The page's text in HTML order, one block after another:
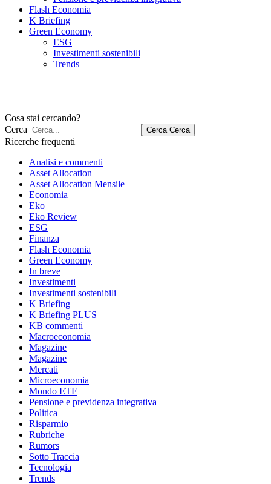
Flash Economia
K Briefing
Green Economy
ESG
Investimenti sostenibili
Trends
Cosa stai cercando?
Cerca
Cerca Cerca
Ricerche frequenti
Analisi e commenti
Asset Allocation
Asset Allocation Mensile
Economia
Eko
Eko Review
ESG
Finanza
Flash Economia
Green Economy
In breve
Investimenti
Investimenti sostenibili
K Briefing
K Briefing PLUS
KB commenti
Macroeconomia
Magazine
Magazine
Mercati
Microeconomia
Mondo ETF
Pensione e previdenza integrativa
Politica
Risparmio
Rubriche
Rumors
Sotto Traccia
Tecnologia
Trends